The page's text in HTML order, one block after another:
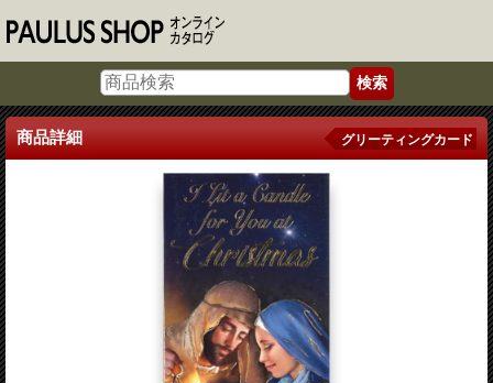
商品詳細 グリーティングカード